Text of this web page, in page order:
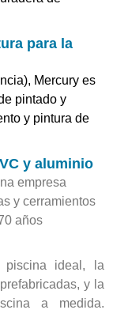
para la
Mercury es
pintado y
y pintura de
y aluminio
empresa
y cerramientos
años
ideal, la
y la
a medida.